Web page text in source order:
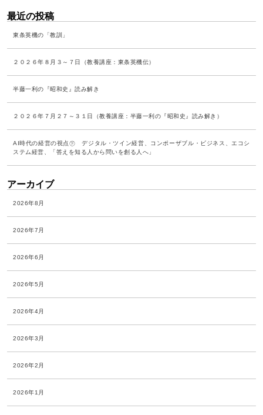
最近の投稿
東条英機の「教訓」
２０２６年８月３～７日（教養講座：東条英機伝）
半藤一利の『昭和史』読み解き
２０２６年７月２７～３１日（教養講座：半藤一利の『昭和史』読み解き）
AI時代の経営の視点㊦ デジタル・ツイン経営、コンポーザブル・ビジネス、エコシ
ステム経営、「答えを知る人から問いを創る人へ」
アーカイブ
2026年8月
2026年7月
2026年6月
2026年5月
2026年4月
2026年3月
2026年2月
2026年1月